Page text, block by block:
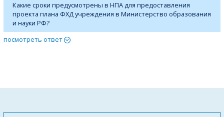
Какие сроки предусмотрены в НПА для предоставления
проекта плана ФХД учреждения в Министерство образования
и науки РФ?
посмотреть ответ